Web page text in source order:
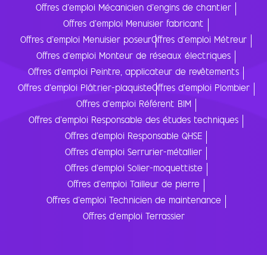
Offres d'emploi Mécanicien d'engins de chantier
Offres d'emploi Menuisier fabricant
Offres d'emploi Menuisier poseurOffres d'emploi Métreur
Offres d'emploi Monteur de réseaux électriques
Offres d'emploi Peintre, applicateur de revêtements
Offres d'emploi Plâtrier-plaquisteOffres d'emploi Plombier
Offres d'emploi Référent BIM
Offres d'emploi Responsable des études techniques
Offres d'emploi Responsable QHSE
Offres d'emploi Serrurier-métallier
Offres d'emploi Solier-moquettiste
Offres d'emploi Tailleur de pierre
Offres d'emploi Technicien de maintenance
Offres d'emploi Terrassier